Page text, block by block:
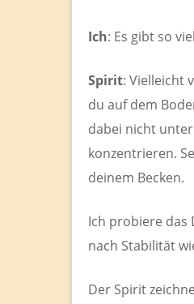
Ich: Es gibt so
Spirit: Vielleicht
du auf dem
dabei nicht
konzentrieren.
deinem Becken.
Ich probiere das
nach Stabilität
Der Spirit